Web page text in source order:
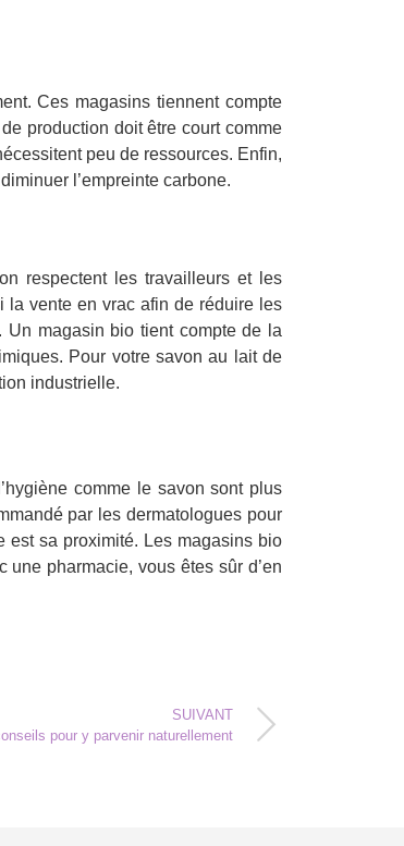
Ces magasins tiennent compte
production doit être court comme
peu de ressources. Enfin,
l’empreinte carbone.
respectent les travailleurs et les
la vente en vrac afin de réduire les
Un magasin bio tient compte de la
Pour votre savon au lait de
industrielle.
comme le savon sont plus
par les dermatologues pour
est sa proximité. Les magasins bio
pharmacie, vous êtes sûr d’en
SUIVANT
pour y parvenir naturellement